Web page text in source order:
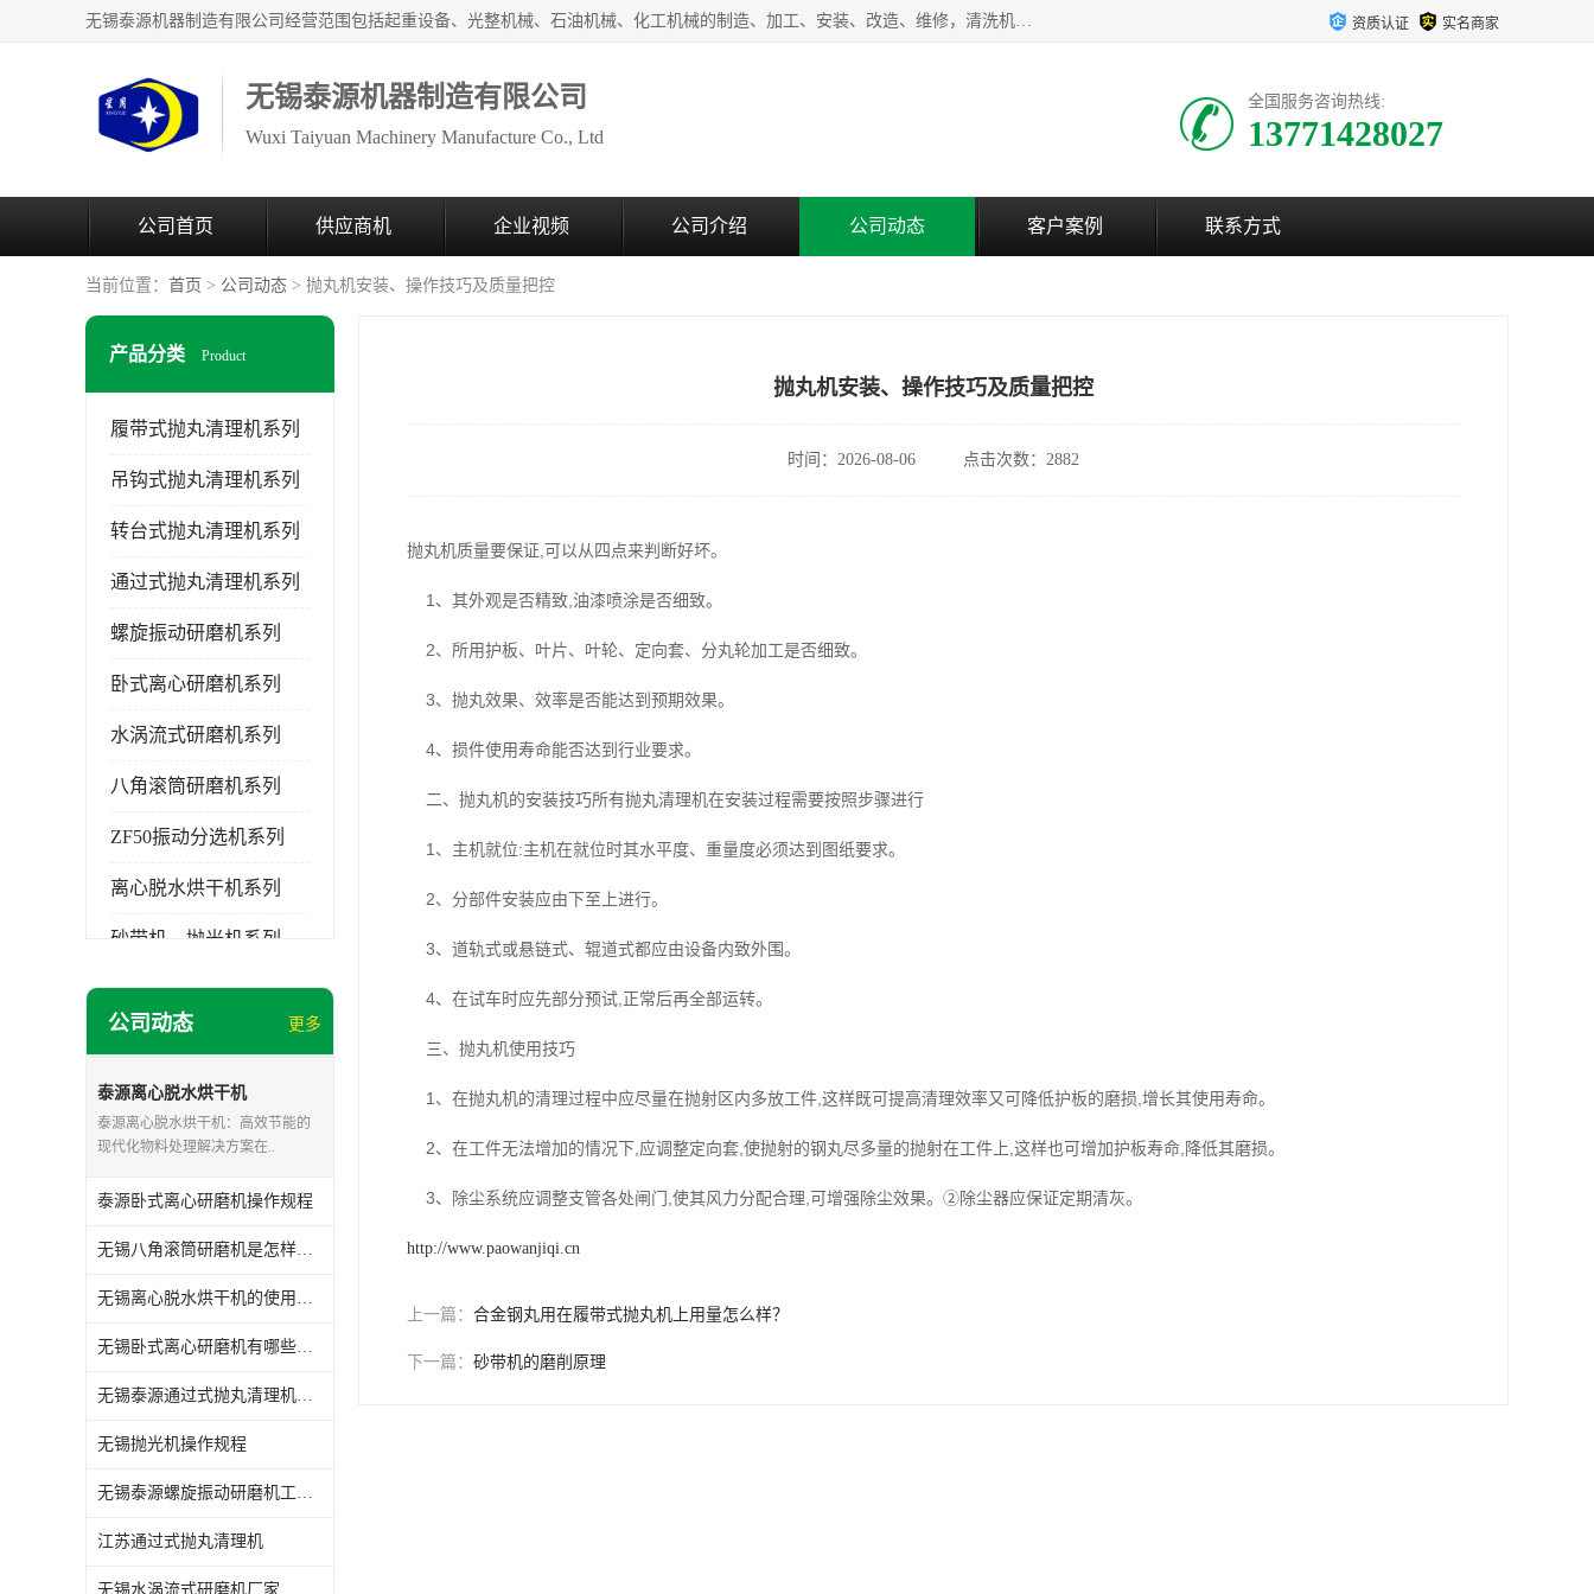
无锡泰源机器制造有限公司经营范围包括起重设备、光整机械、石油机械、化工机械的制造、加工、安装、改造、维修，清洗机、环保设备的制造、加工，磨料、磨液及辅料的销售等；主要产品有：各种抛丸机、光饰机、研磨机、抛光机、砂带机等，多型号、全天候服务保障，有需求者请咨询热线电话或在线客服。 资质认证 实名商家
无锡泰源机器制造有限公司
Wuxi Taiyuan Machinery Manufacture Co., Ltd
全国服务咨询热线:
13771428027
公司首页 供应商机 企业视频 公司介绍 公司动态 客户案例 联系方式
当前位置： 首页 > 公司动态 > 抛丸机安装、操作技巧及质量把控
产品分类 Product
履带式抛丸清理机系列
吊钩式抛丸清理机系列
转台式抛丸清理机系列
通过式抛丸清理机系列
螺旋振动研磨机系列
卧式离心研磨机系列
水涡流式研磨机系列
八角滚筒研磨机系列
ZF50振动分选机系列
离心脱水烘干机系列
砂带机，抛光机系列
无锡泰源清洗机系列
抛丸机配件,抛丸机钢丸
公司动态 更多
泰源离心脱水烘干机
泰源离心脱水烘干机：高效节能的
现代化物料处理解决方案在..
泰源卧式离心研磨机操作规程
无锡八角滚筒研磨机是怎样操作的
无锡离心脱水烘干机的使用方法
无锡卧式离心研磨机有哪些用途
无锡泰源通过式抛丸清理机怎么维护
无锡抛光机操作规程
无锡泰源螺旋振动研磨机工艺流程
江苏通过式抛丸清理机
无锡水涡流式研磨机厂家
抛丸机安装、操作技巧及质量把控
时间：2026-08-06 点击次数：2882
抛丸机质量要保证,可以从四点来判断好坏。
1、其外观是否精致,油漆喷涂是否细致。
2、所用护板、叶片、叶轮、定向套、分丸轮加工是否细致。
3、抛丸效果、效率是否能达到预期效果。
4、损件使用寿命能否达到行业要求。
二、抛丸机的安装技巧所有抛丸清理机在安装过程需要按照步骤进行
1、主机就位:主机在就位时其水平度、重量度必须达到图纸要求。
2、分部件安装应由下至上进行。
3、道轨式或悬链式、辊道式都应由设备内致外围。
4、在试车时应先部分预试,正常后再全部运转。
三、抛丸机使用技巧
1、在抛丸机的清理过程中应尽量在抛射区内多放工件,这样既可提高清理效率又可降低护板的磨损,增长其使用寿命。
2、在工件无法增加的情况下,应调整定向套,使抛射的钢丸尽多量的抛射在工件上,这样也可增加护板寿命,降低其磨损。
3、除尘系统应调整支管各处闸门,使其风力分配合理,可增强除尘效果。②除尘器应保证定期清灰。
http://www.paowanjiqi.cn
上一篇： 合金钢丸用在履带式抛丸机上用量怎么样？
下一篇： 砂带机的磨削原理